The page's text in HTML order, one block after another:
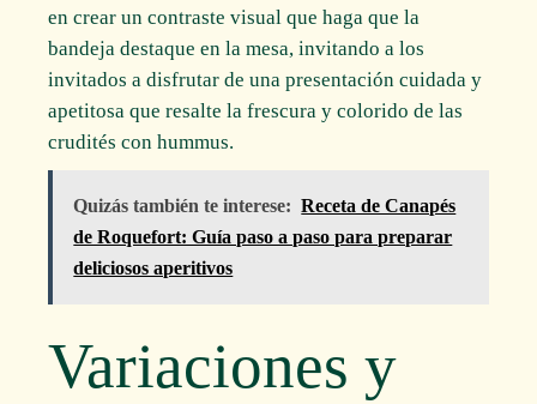
en crear un contraste visual que haga que la
bandeja destaque en la mesa, invitando a los
invitados a disfrutar de una presentación cuidada y
apetitosa que resalte la frescura y colorido de las
crudités con hummus.
Quizás también te interese: Receta de Canapés
de Roquefort: Guía paso a paso para preparar
deliciosos aperitivos
Variaciones y